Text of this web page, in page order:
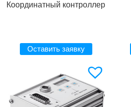
Координатный контроллер
Оставить заявку